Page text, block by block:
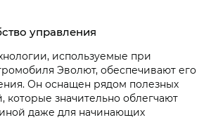
управления
используемые при
Эволют, обеспечивают его
Он оснащен рядом полезных
значительно облегчают
даже для начинающих